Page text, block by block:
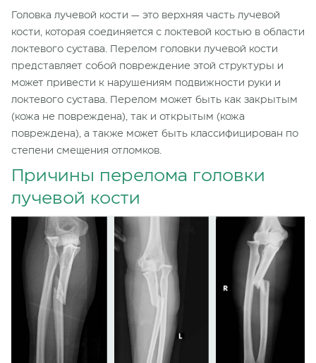
Головка лучевой кости — это верхняя часть лучевой
кости, которая соединяется с локтевой костью в области
локтевого сустава. Перелом головки лучевой кости
представляет собой повреждение этой структуры и
может привести к нарушениям подвижности руки и
локтевого сустава. Перелом может быть как закрытым
(кожа не повреждена), так и открытым (кожа
повреждена), а также может быть классифицирован по
степени смещения отломков.
Причины перелома головки
лучевой кости